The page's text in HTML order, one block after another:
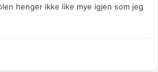
henger ikke like mye igjen som jeg